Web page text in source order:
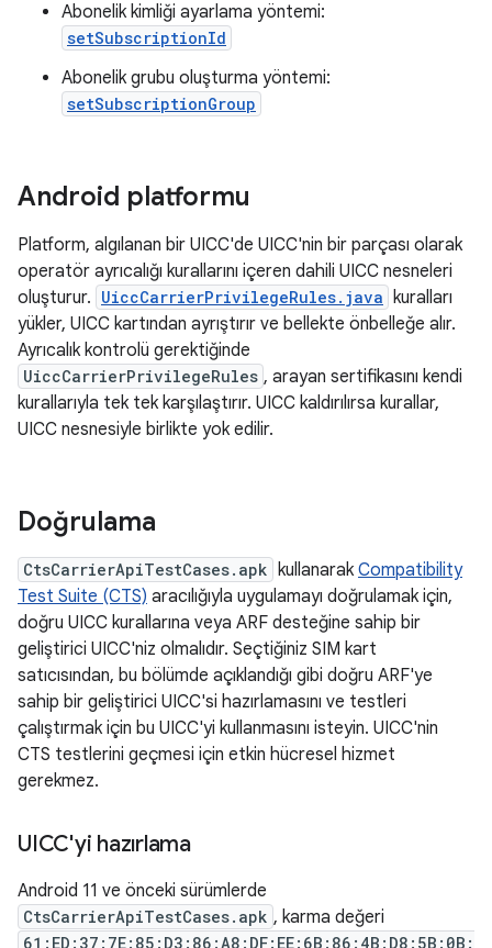
Abonelik kimliği ayarlama yöntemi:
setSubscriptionId
Abonelik grubu oluşturma yöntemi:
setSubscriptionGroup
Android platformu
Platform, algılanan bir UICC'de UICC'nin bir parçası olarak
operatör ayrıcalığı kurallarını içeren dahili UICC nesneleri
oluşturur. UiccCarrierPrivilegeRules.java kuralları
yükler, UICC kartından ayrıştırır ve bellekte önbelleğe alır.
Ayrıcalık kontrolü gerektiğinde
UiccCarrierPrivilegeRules , arayan sertifikasını kendi
kurallarıyla tek tek karşılaştırır. UICC kaldırılırsa kurallar,
UICC nesnesiyle birlikte yok edilir.
Doğrulama
CtsCarrierApiTestCases.apk kullanarak Compatibility
Test Suite (CTS) aracılığıyla uygulamayı doğrulamak için,
doğru UICC kurallarına veya ARF desteğine sahip bir
geliştirici UICC'niz olmalıdır. Seçtiğiniz SIM kart
satıcısından, bu bölümde açıklandığı gibi doğru ARF'ye
sahip bir geliştirici UICC'si hazırlamasını ve testleri
çalıştırmak için bu UICC'yi kullanmasını isteyin. UICC'nin
CTS testlerini geçmesi için etkin hücresel hizmet
gerekmez.
UICC'yi hazırlama
Android 11 ve önceki sürümlerde
CtsCarrierApiTestCases.apk , karma değeri
61:ED:37:7E:85:D3:86:A8:DF:EE:6B:86:4B:D8:5B:0B: